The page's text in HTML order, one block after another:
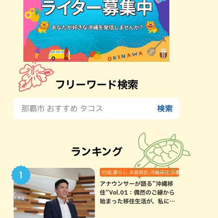
フリーワード検索
ランキング
地域,暮らし,本島南部,沖縄移住,那覇市
アナウンサーが語る”沖縄移
住”Vol.01：偶然のご縁から
始まった移住生活が、私にと